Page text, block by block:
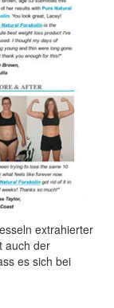
extrahierter
auch der
es sich bei